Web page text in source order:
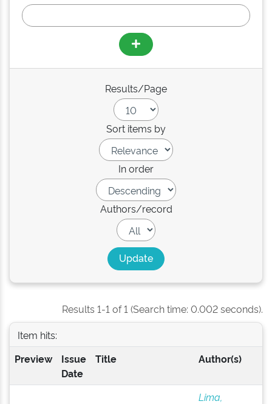
Results/Page
Sort items by
In order
Authors/record
Results 1-1 of 1 (Search time: 0.002 seconds).
Item hits:
Preview
Issue
Date
Title Author(s)
Lima,